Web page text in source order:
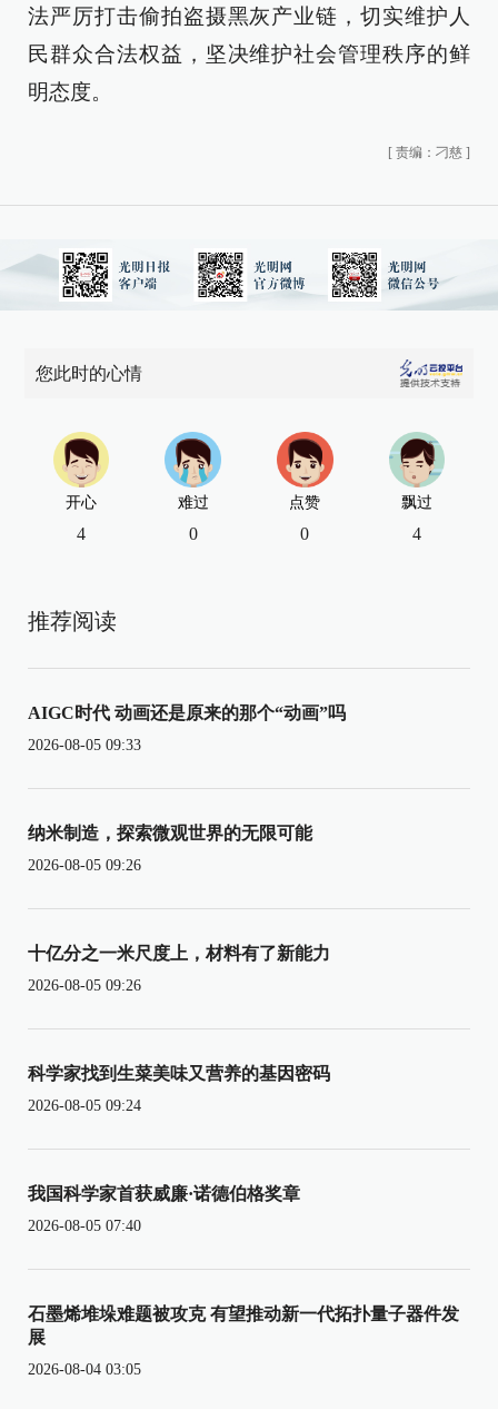
法严厉打击偷拍盗摄黑灰产业链，切实维护人
民群众合法权益，坚决维护社会管理秩序的鲜
明态度。
[ 责编：刁慈 ]
您此时的心情
开心
4
难过
0
点赞
0
飘过
4
推荐阅读
AIGC时代 动画还是原来的那个“动画”吗
2026-08-05 09:33
纳米制造，探索微观世界的无限可能
2026-08-05 09:26
十亿分之一米尺度上，材料有了新能力
2026-08-05 09:26
科学家找到生菜美味又营养的基因密码
2026-08-05 09:24
我国科学家首获威廉·诺德伯格奖章
2026-08-05 07:40
石墨烯堆垛难题被攻克 有望推动新一代拓扑量子器件发
展
2026-08-04 03:05